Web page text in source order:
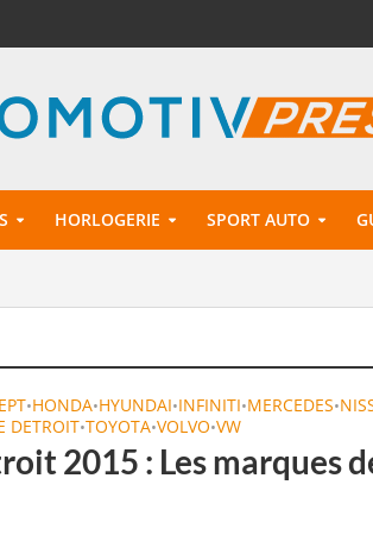
HORLOGERIE SPORT AUTO
•HONDA•HYUNDAI•INFINITI•MERCEDES•
DETROIT•TOYOTA•VOLVO•VW
2015 : Les marques